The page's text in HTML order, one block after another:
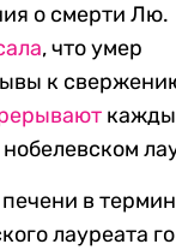
о смерти Лю.
, что умер
к
в
лауреата